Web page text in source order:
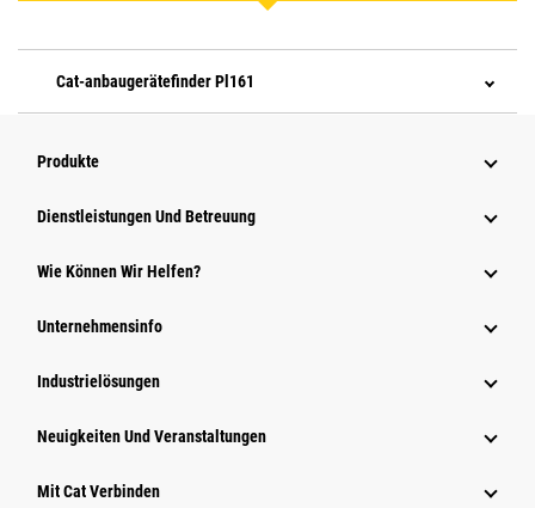
Cat-anbaugerätefinder Pl161
Produkte
Dienstleistungen Und Betreuung
Wie Können Wir Helfen?
Unternehmensinfo
Industrielösungen
Neuigkeiten Und Veranstaltungen
Mit Cat Verbinden